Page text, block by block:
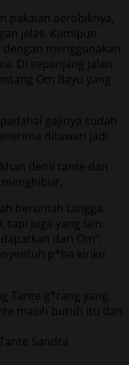
pakaian aerobiknya,
jelas. Kamipun
menggunakan
Di sepanjang jalan
Om Bayu yang
gajinya sudah
ditawari jadi
demi tante dan
menghibur.
berumah tangga,
tapi juga yang lain.
dari Om”.
p*ha kiriku
Tante g*rang yang
masih butuh itu dan
Sandra